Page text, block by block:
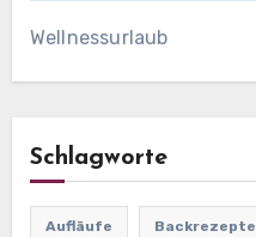
Wellnessurlaub
Schlagworte
Aufläufe Backrezepte